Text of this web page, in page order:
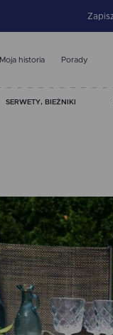
Moja historia Porady
SERWETY, BIEŻNIKI